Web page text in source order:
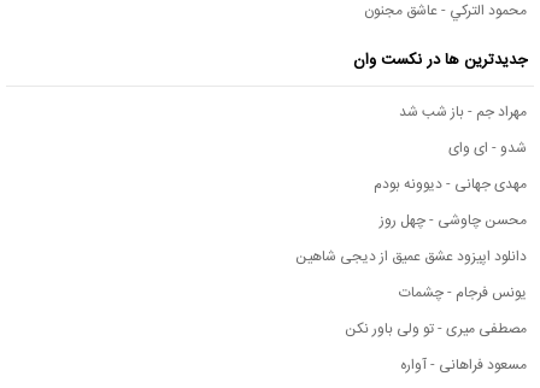
محمود التركي - عاشق مجنون
جدیدترین ها در نکست وان
مهراد جم - باز شب شد
شدو - ای وای
مهدی جهانی - دیوونه بودم
محسن چاوشی - چهل روز
دانلود اپیزود عشق عمیق از دیجی شاهین
یونس فرجام - چشمات
مصطفی میری - تو ولی باور نکن
مسعود فراهانی - آواره